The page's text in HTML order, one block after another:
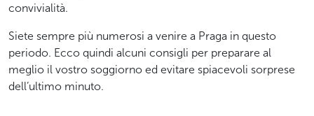
convivialità.
Siete sempre più numerosi a venire a Praga in questo
periodo. Ecco quindi alcuni consigli per preparare al
meglio il vostro soggiorno ed evitare spiacevoli sorprese
dell’ultimo minuto.